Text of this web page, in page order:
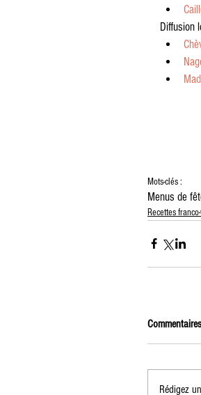
Diffusion
Mots-clés :
Menus de
Recettes
Commentaires
Rédigez